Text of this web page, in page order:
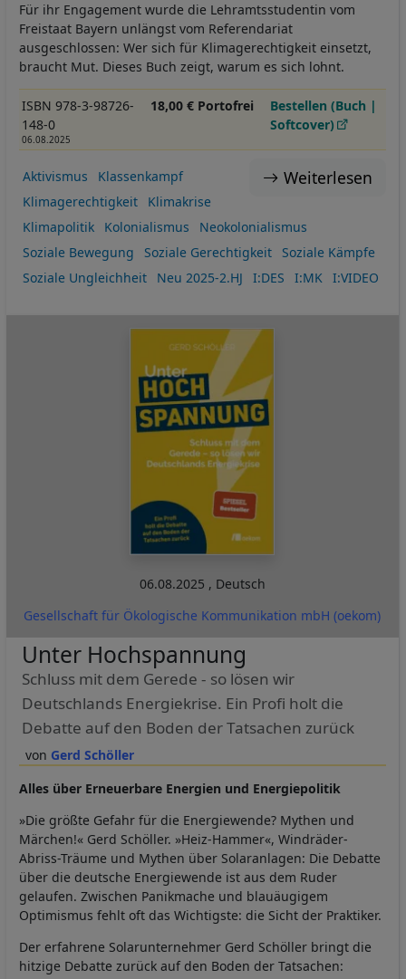
Für ihr Engagement wurde die Lehramtsstudentin vom
Freistaat Bayern unlängst vom Referendariat
ausgeschlossen: Wer sich für Klimagerechtigkeit einsetzt,
braucht Mut. Dieses Buch zeigt, warum es sich lohnt.
ISBN 978-3-98726-
148-0
06.08.2025
18,00 € Portofrei
Bestellen (Buch |
Softcover)
Weiterlesen
Aktivismus
Klassenkampf
Klimagerechtigkeit
Klimakrise
Klimapolitik
Kolonialismus
Neokolonialismus
Soziale Bewegung
Soziale Gerechtigkeit
Soziale Kämpfe
Soziale Ungleichheit
Neu 2025-2.HJ I:DES I:MK I:VIDEO
06.08.2025 , Deutsch
Gesellschaft für Ökologische Kommunikation mbH (oekom)
Gerd Schöller
Unter Hochspannung
Schluss mit dem Gerede - so lösen wir
Deutschlands Energiekrise. Ein Profi holt die
Debatte auf den Boden der Tatsachen zurück
Alles über Erneuerbare Energien und Energiepolitik
»Die größte Gefahr für die Energiewende? Mythen und
Märchen!« Gerd Schöller. »Heiz-Hammer«, Windräder-
Abriss-Träume und Mythen über Solaranlagen: Die Debatte
über die deutsche Energiewende ist aus dem Ruder
gelaufen. Zwischen Panikmache und blauäugigem
Optimismus fehlt oft das Wichtigste: die Sicht der Praktiker.
Der erfahrene Solarunternehmer Gerd Schöller bringt die
hitzige Debatte zurück auf den Boden der Tatsachen: